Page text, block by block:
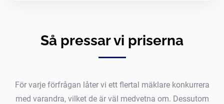
Så pressar vi priserna
För varje förfrågan låter vi ett flertal mäklare konkurrera
med varandra, vilket de är väl medvetna om. Dessutom